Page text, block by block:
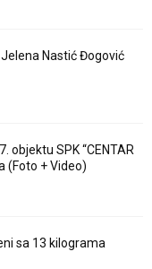
Nastić Đogović
objektu SPK “CENTAR
(Foto + Video)
sa 13 kilograma